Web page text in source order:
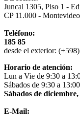
Juncal 1305, Piso 1 -
CP 11.000 -
Teléfono:
185 85
desde el exterior:
Horario de atención:
Lun a Vie de 9:30 a
Sábados de 9:30 a 13:00
Sábados de
E-Mail: